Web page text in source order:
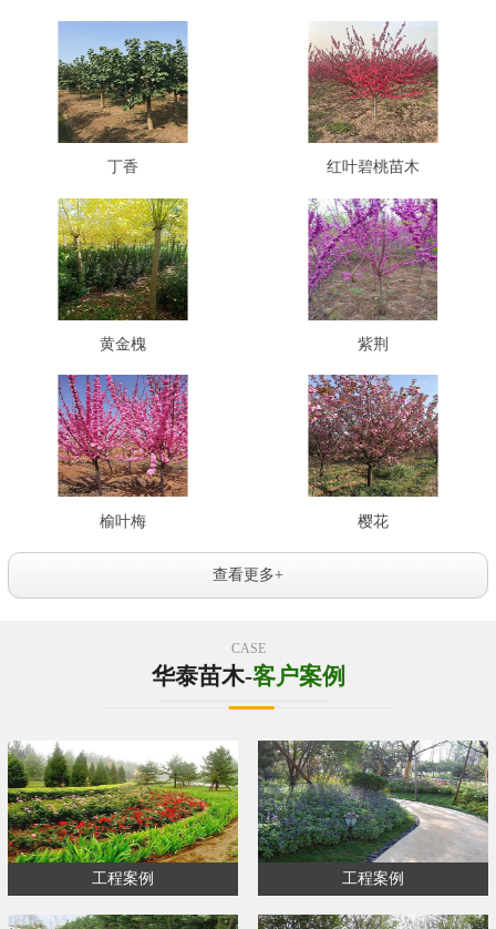
丁香 红叶碧桃苗木
黄金槐 紫荆
榆叶梅 樱花
查看更多+
CASE
华泰苗木-客户案例
工程案例 工程案例